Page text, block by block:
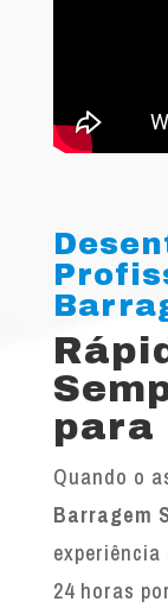
para
Quando o
Barragem
24 horas